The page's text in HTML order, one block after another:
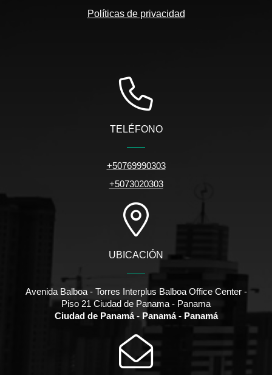
Políticas de privacidad
TELÉFONO
+50769990303
+5073020303
UBICACIÓN
Avenida Balboa - Torres Interplus Balboa Office Center -
Piso 21 Ciudad de Panama - Panama
Ciudad de Panamá - Panamá - Panamá